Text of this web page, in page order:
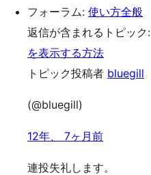
フォーラム: 使い方全般
返信が含まれるトピック:
を表示する方法
トピック投稿者 bluegill
(@bluegill)
12年、 7ヶ月前
連投失礼します。